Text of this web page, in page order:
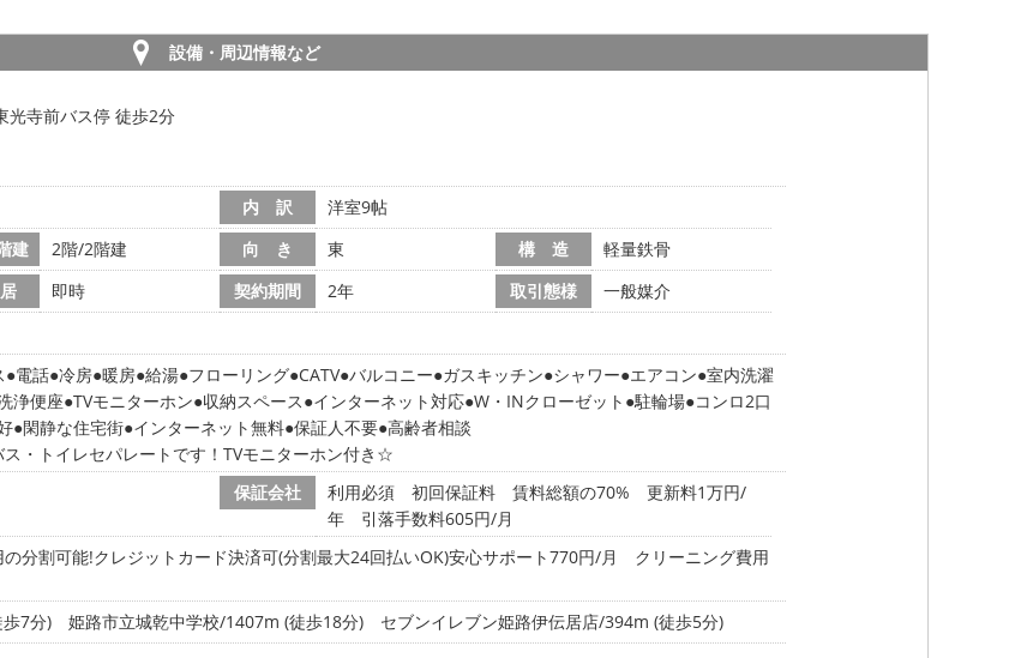
設備・周辺情報など
光寺前バス停 徒歩2分
内 訳
洋室9帖
建 2階/2階建 向 き 東 構 造
軽量鉄骨
即時 契約期間 2年 取引態様
一般媒介
電話 冷房 暖房 給湯 フローリング CATV バルコニー ガスキッチン シャワー エアコン 室内洗濯
浄便座 TVモニターホン 収納スペース インターネット対応 W・INクローゼット 駐輪場 コンロ2口
閑静な住宅街 インターネット無料 保証人不要 高齢者相談
・トイレセパレートです！TVモニターホン付き☆
保証会社
利用必須 初回保証料 賃料総額の70% 更新料1万円/
年 引落手数料605円/月
の分割可能!クレジットカード決済可(分割最大24回払いOK)安心サポート770円/月 クリーニング費用
7分) 姫路市立城乾中学校/1407m (徒歩18分)
セブンイレブン姫路伊伝居店/394m (徒歩5分)